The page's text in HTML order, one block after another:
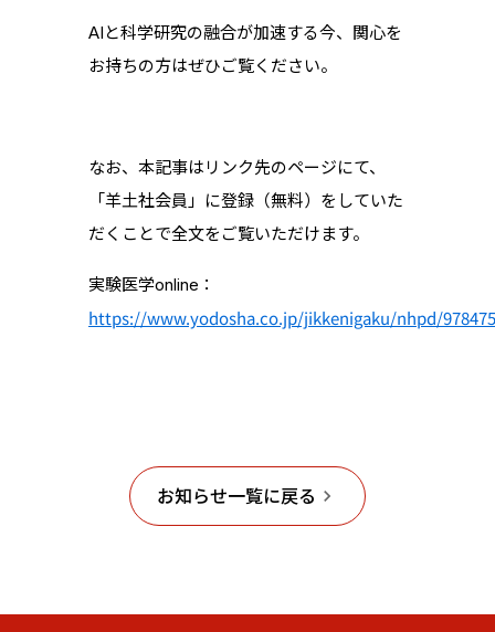
AIと科学研究の融合が加速する今、関心を
お持ちの方はぜひご覧ください。
なお、本記事はリンク先のページにて、
「羊土社会員」に登録（無料）をしていた
だくことで全文をご覧いただけます。
実験医学online：
https://www.yodosha.co.jp/jikkenigaku/nhpd/
お知らせ一覧に戻る keyboard_arrow_right